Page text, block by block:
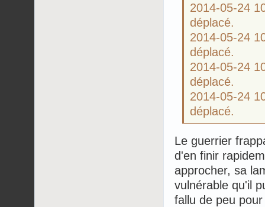
2014-05-24
déplacé.
2014-05-24
déplacé.
2014-05-24
déplacé.
2014-05-24
déplacé.
Le guerrier
d'en finir
approcher, sa
vulnérable qu'il
fallu de peu